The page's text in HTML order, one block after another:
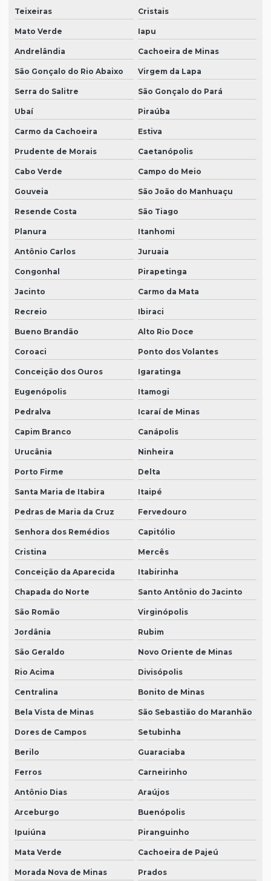
Teixeiras Cristais
Mato Verde Iapu
Andrelândia Cachoeira de Minas
São Gonçalo do Rio Abaixo Virgem da Lapa
Serra do Salitre São Gonçalo do Pará
Ubaí Piraúba
Carmo da Cachoeira Estiva
Prudente de Morais Caetanópolis
Cabo Verde Campo do Meio
Gouveia São João do Manhuaçu
Resende Costa São Tiago
Planura Itanhomi
Antônio Carlos Juruaia
Congonhal Pirapetinga
Jacinto Carmo da Mata
Recreio Ibiraci
Bueno Brandão Alto Rio Doce
Coroaci Ponto dos Volantes
Conceição dos Ouros Igaratinga
Eugenópolis Itamogi
Pedralva Icaraí de Minas
Capim Branco Canápolis
Urucânia Ninheira
Porto Firme Delta
Santa Maria de Itabira Itaipé
Pedras de Maria da Cruz Fervedouro
Senhora dos Remédios Capitólio
Cristina Mercês
Conceição da Aparecida Itabirinha
Chapada do Norte Santo Antônio do Jacinto
São Romão Virginópolis
Jordânia Rubim
São Geraldo Novo Oriente de Minas
Rio Acima Divisópolis
Centralina Bonito de Minas
Bela Vista de Minas São Sebastião do Maranhão
Dores de Campos Setubinha
Berilo Guaraciaba
Ferros Carneirinho
Antônio Dias Araújos
Arceburgo Buenópolis
Ipuiúna Piranguinho
Mata Verde Cachoeira de Pajeú
Morada Nova de Minas Prados